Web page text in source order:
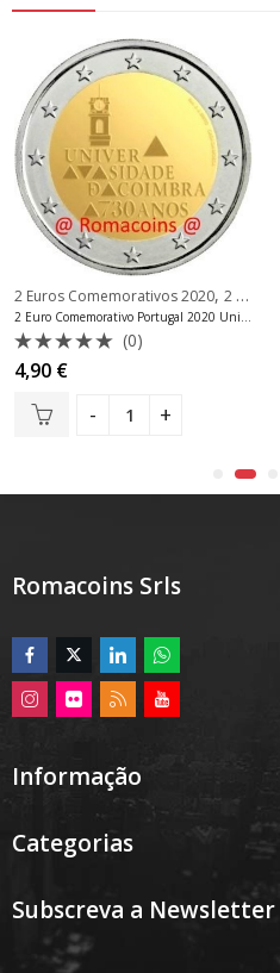
2 Euros Comemorativos 2020, 2 Euros Comemorativos Portugal
2 Euro Comemorativo Portugal 2020 Universidade de Coimbra
Avaliação
0
de
(0)
4,90 €
Romacoins Srls
Informação
Categorias
Subscreva a Newsletter